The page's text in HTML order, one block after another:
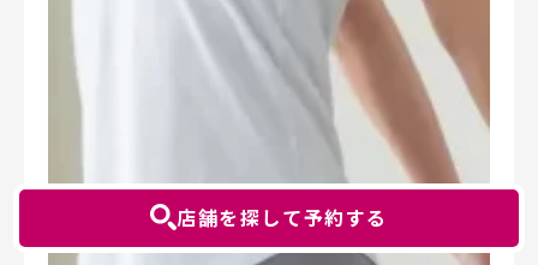
店舗を探して予約する